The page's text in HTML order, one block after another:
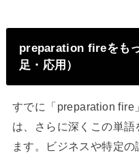
preparation fireをも
足・応用）
すでに「preparation fire
は、さらに深くこの単
ます。ビジネスや特定